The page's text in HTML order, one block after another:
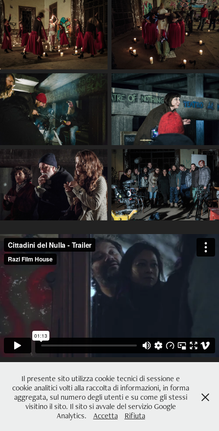
Pierluigi Cattani Faggion - +39 3286591101 - Trento, via di San Fabiano 12 -
P.Iva 02006400226
Il presente sito utilizza cookie tecnici di sessione e
cookie analitici volti alla raccolta di informazioni, in forma
aggregata, sul numero degli utenti e su come gli stessi
visitino il sito. Il sito si avvale del servizio Google
Analytics.
Accetta Rifiuta